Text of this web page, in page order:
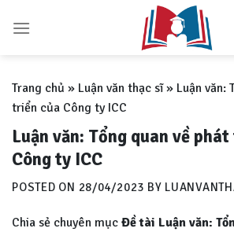
Trang chủ » Luận văn thạc sĩ» Luận văn:
triển của Công ty ICC
Luận văn: Tổng quan về
Công ty ICC
POSTED ON 28/04/2023 BY
Chia sẻ chuyên mục Đề tài Luận văn: